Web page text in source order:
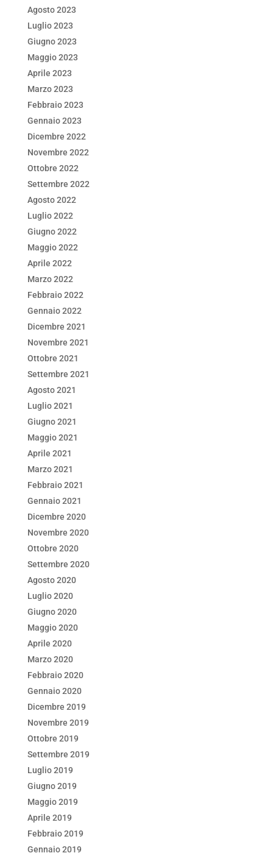
Agosto 2023
Luglio 2023
Giugno 2023
Maggio 2023
Aprile 2023
Marzo 2023
Febbraio 2023
Gennaio 2023
Dicembre 2022
Novembre 2022
Ottobre 2022
Settembre 2022
Agosto 2022
Luglio 2022
Giugno 2022
Maggio 2022
Aprile 2022
Marzo 2022
Febbraio 2022
Gennaio 2022
Dicembre 2021
Novembre 2021
Ottobre 2021
Settembre 2021
Agosto 2021
Luglio 2021
Giugno 2021
Maggio 2021
Aprile 2021
Marzo 2021
Febbraio 2021
Gennaio 2021
Dicembre 2020
Novembre 2020
Ottobre 2020
Settembre 2020
Agosto 2020
Luglio 2020
Giugno 2020
Maggio 2020
Aprile 2020
Marzo 2020
Febbraio 2020
Gennaio 2020
Dicembre 2019
Novembre 2019
Ottobre 2019
Settembre 2019
Luglio 2019
Giugno 2019
Maggio 2019
Aprile 2019
Febbraio 2019
Gennaio 2019